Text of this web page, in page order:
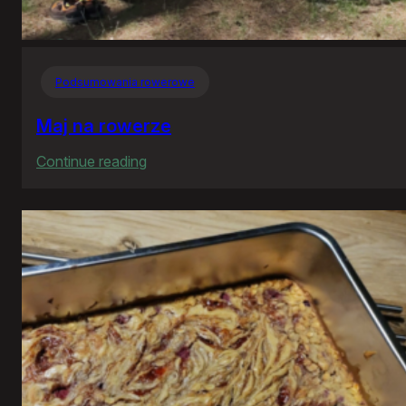
Podsumowania rowerowe
Maj na rowerze
Continue reading
na
rowerze